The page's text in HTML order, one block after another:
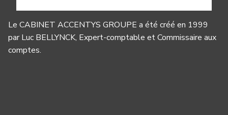
Le CABINET ACCENTYS GROUPE a été créé en 1999
par Luc BELLYNCK, Expert-comptable et Commissaire aux
comptes.